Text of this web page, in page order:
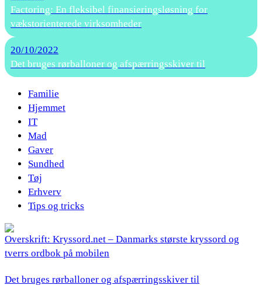
Factoring: En fleksibel finansieringsløsning for
vækstorienterede virksomheder
20/10/2022
Det bruges rørballoner og afspærringsskiver til
Familie
Hjemmet
IT
Mad
Gaver
Sundhed
Tøj
Erhverv
Tips og tricks
Overskrift: Kryssord.net – Danmarks største kryssord og
tverrs ordbok på mobilen
Det bruges rørballoner og afspærringsskiver til